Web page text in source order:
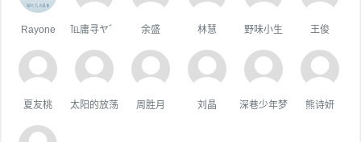
Rayone ℡庸寻ヤ゛ 余盛 林慧 野味小生 王俊
夏友桃 太阳的放荡 周胜月 刘晶 深巷少年梦 熊诗妍